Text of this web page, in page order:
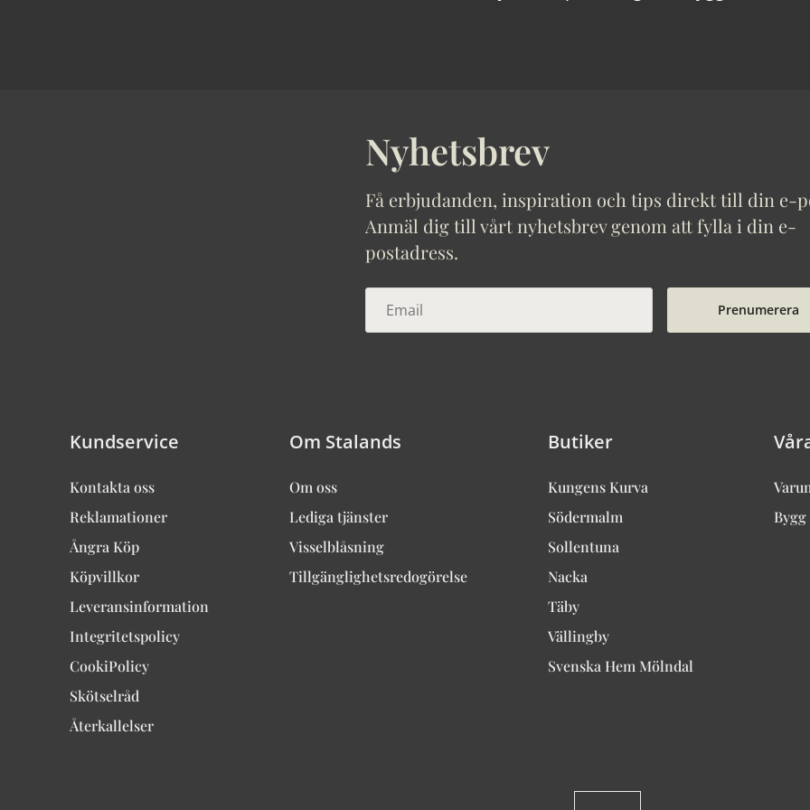
Nyhetsbrev
Få erbjudanden, inspiration och tips direkt till din e-
Anmäl dig till vårt nyhetsbrev genom att fylla i din e-
postadress.
Prenumerera
Kundservice
Kontakta oss
Reklamationer
Ångra Köp
Köpvillkor
Leveransinformation
Integritetspolicy
CookiPolicy
Skötselråd
Återkallelser
Om Stalands
Om oss
Lediga tjänster
Visselblåsning
Tillgänglighetsredogörelse
Butiker
Kungens Kurva
Södermalm
Sollentuna
Nacka
Täby
Vällingby
Svenska Hem Mölndal